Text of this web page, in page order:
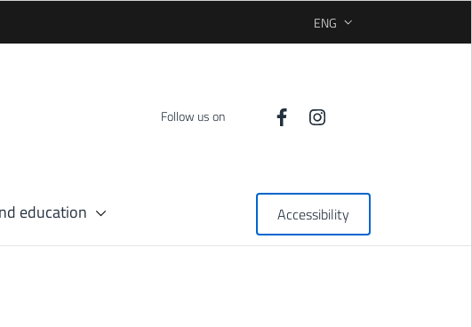
SELEZIONE LINGUA: LINGUA
ENG
Follow us on
education Accessibility